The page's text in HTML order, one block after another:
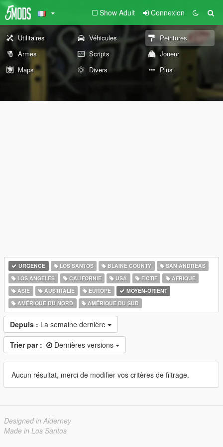
Show Adult Connexion
Utilitaires Véhicules
Peintures
Armes
Scripts
Joueur
Maps
Divers Plus
URGENCE LOS SANTOS BLAINE COUNTY
SAN ANDREAS
LOS ANGELES
CALIFORNIE USA FICTIF
AFRIQUE
ASIE
AUSTRALIE EUROPE
MOYEN-ORIENT
AMÉRIQUE DU NORD
AMÉRIQUE DU SUD
Depuis : La semaine dernière
Trier par : Dernières versions
Aucun résultat, merci de modifier vos critères de filtrage.
Designed in Alderney
Made in Los Santos